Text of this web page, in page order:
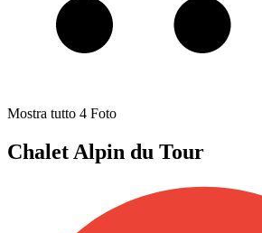
Mostra tutto 4 Foto
Chalet Alpin du Tour